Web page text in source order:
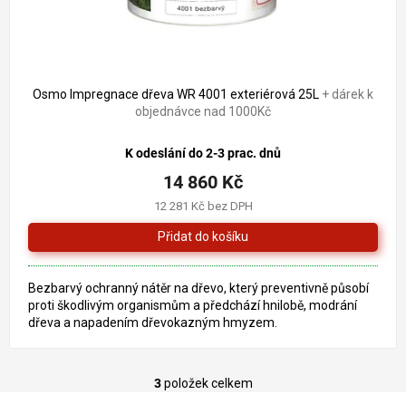
Osmo Impregnace dřeva WR 4001 exteriérová 25L + dárek k
objednávce nad 1000Kč
K odeslání do 2-3 prac. dnů
12 281 Kč bez DPH
14 860 Kč
Bezbarvý ochranný nátěr na dřevo, který preventivně působí
proti škodlivým organismům a předchází hnilobě, modrání
dřeva a napadením dřevokazným hmyzem.
O
3položek celkem